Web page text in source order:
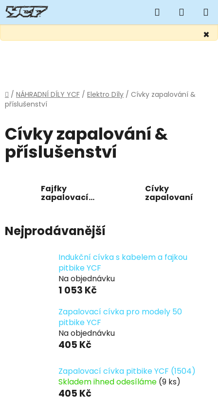
×
Hledat
KOŠÍK
Domů
/ NÁHRADNÍ DÍLY YCF / Elektro Díly / Cívky zapalování &
příslušenství
Cívky zapalování &
příslušenství
Fajfky
zapalovací
Cívky
zapalovaní
Nejprodávanější
Indukční cívka s kabelem a fajkou
pitbike YCF
Na objednávku
1 053 Kč
Zapalovací cívka pro modely 50
pitbike YCF
Na objednávku
405 Kč
Zapalovací cívka pitbike YCF (1504)
Skladem ihned odesíláme (9 ks)
405 Kč